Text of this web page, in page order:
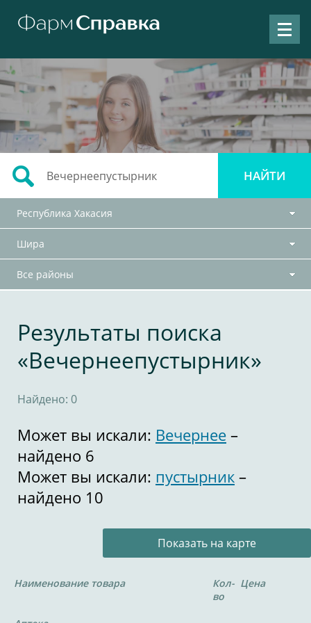
Республика Хакасия
Шира
Все районы
Результаты поиска
«Вечернеепустырник»
Найдено: 0
Может вы искали: Вечернее –
найдено 6
Может вы искали: пустырник –
найдено 10
Показать на карте
Наименование товара
Кол-
во
Цена